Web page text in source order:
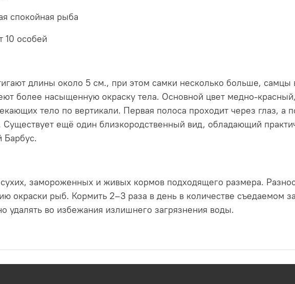
спокойная рыба
10 особей
длины около 5 см., при этом самки несколько больше, самцы
более насыщенную окраску тела. Основной цвет медно-красный,
тело по вертикали. Первая полоса проходит через глаз, а
Существует ещё один близкородственный вид, обладающий
замороженных и живых кормов подходящего размера.
окраски рыб. Кормить 2–3 раза в день в количестве съедаемом
удалять во избежания излишнего загрязнения воды.